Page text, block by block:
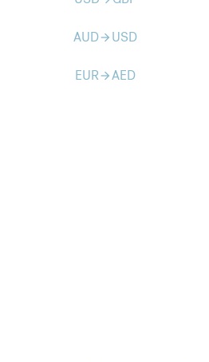
AUDarrow_forward USD
EURarrow_forwardAED